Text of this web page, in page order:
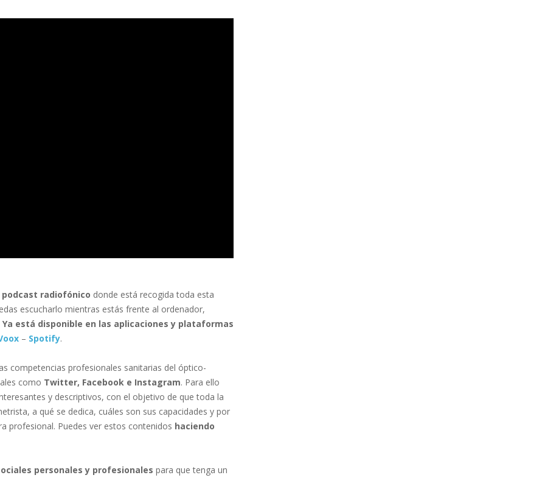
podcast radiofónico donde está recogida toda esta
escucharlo mientras estás frente al ordenador,
Ya está disponible en las aplicaciones y plataformas
– Spotify.
competencias profesionales sanitarias del óptico-
como Twitter, Facebook e Instagram. Para ello
y descriptivos, con el objetivo de que toda la
a qué se dedica, cuáles son sus capacidades y por
profesional. Puedes ver estos contenidos haciendo
personales y profesionales para que tenga un